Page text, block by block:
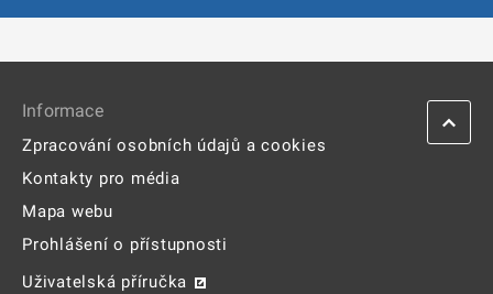
Informace
Zpracování osobních údajů a cookies
Kontakty pro média
Mapa webu
Prohlášení o přístupnosti
Uživatelská příručka